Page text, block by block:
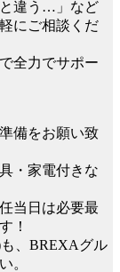
違う…」など
にご相談くだ
全力でサポー
備をお願い致
・家電付きな
当日は必要最
！
、BREXAグル
。